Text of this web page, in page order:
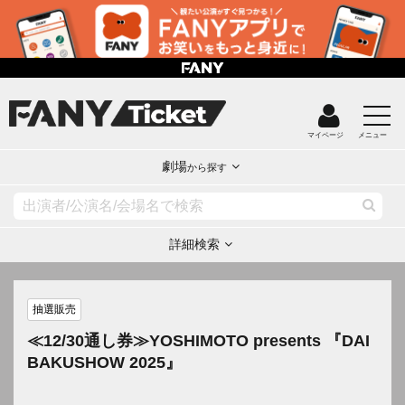
マイページ メニュー
劇場から探す
詳細検索
抽選販売
≪12/30通し券≫YOSHIMOTO presents 『DAI
BAKUSHOW 2025』